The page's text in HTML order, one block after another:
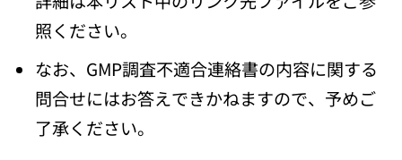
照ください。
なお、GMP調査不適合連絡書の内容に関する
問合せにはお答えできかねますので、予めご
了承ください。